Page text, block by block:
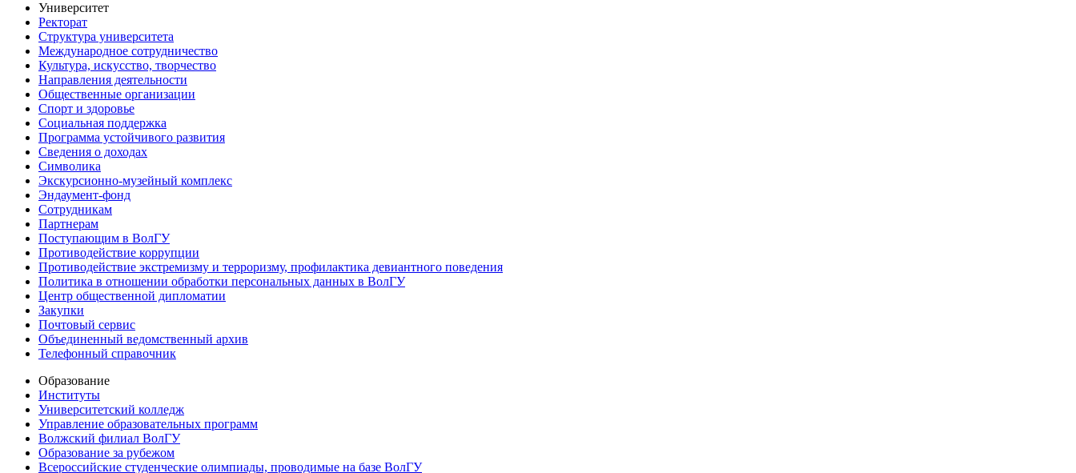
Университет
Ректорат
Структура университета
Международное сотрудничество
Культура, искусство, творчество
Направления деятельности
Общественные организации
Спорт и здоровье
Социальная поддержка
Программа устойчивого развития
Сведения о доходах
Символика
Экскурсионно-музейный комплекс
Эндаумент-фонд
Сотрудникам
Партнерам
Поступающим в ВолГУ
Противодействие коррупции
Противодействие экстремизму и терроризму, профилактика девиантного поведения
Политика в отношении обработки персональных данных в ВолГУ
Центр общественной дипломатии
Закупки
Почтовый сервис
Объединенный ведомственный архив
Телефонный справочник
Образование
Институты
Университетский колледж
Управление образовательных программ
Волжский филиал ВолГУ
Образование за рубежом
Всероссийские студенческие олимпиады, проводимые на базе ВолГУ